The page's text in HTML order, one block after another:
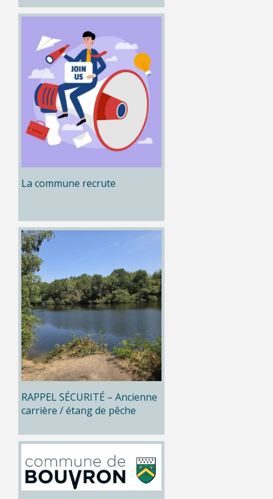
La commune recrute
RAPPEL SÉCURITÉ – Ancienne
carrière / étang de pêche